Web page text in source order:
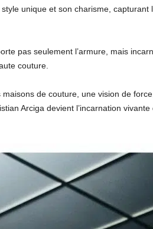
unique et son charisme, capturant
pas seulement l’armure, mais
couture.
de couture, une vision de
Arciga devient l’incarnation